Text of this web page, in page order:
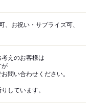
、お祝い・サプライズ可、
えのお客様は
が
問い合わせください。
しています。